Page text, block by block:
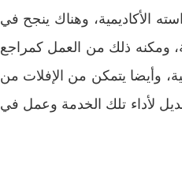
الأكاديمية، وهناك ينجح في
ومكنه ذلك من العمل كمراجع
وأيضا يتمكن من الإفلات من
لأداء تلك الخدمة وعمل في